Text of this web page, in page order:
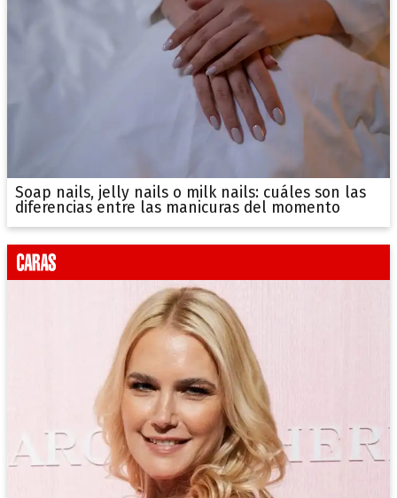
Soap nails, jelly nails o milk nails: cuáles son las
diferencias entre las manicuras del momento